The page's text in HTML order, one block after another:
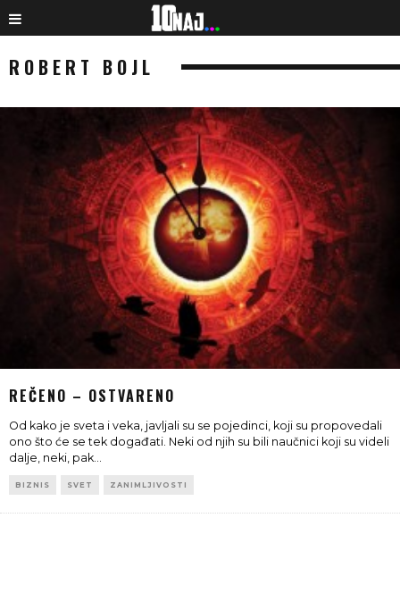
ROBERT BOJL
REČENO – OSTVARENO
Od kako je sveta i veka, javljali su se pojedinci, koji su propovedali
ono što će se tek događati. Neki od njih su bili naučnici koji su videli
dalje, neki, pak
BIZNIS SVET ZANIMLJIVOSTI